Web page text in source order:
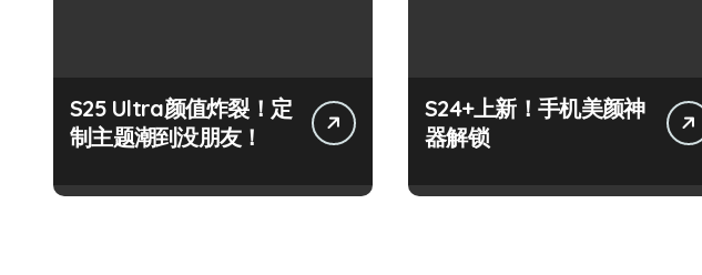
S25 Ultra颜值炸裂！定
制主题潮到没朋友！
S24+上新！手机美颜神
器解锁